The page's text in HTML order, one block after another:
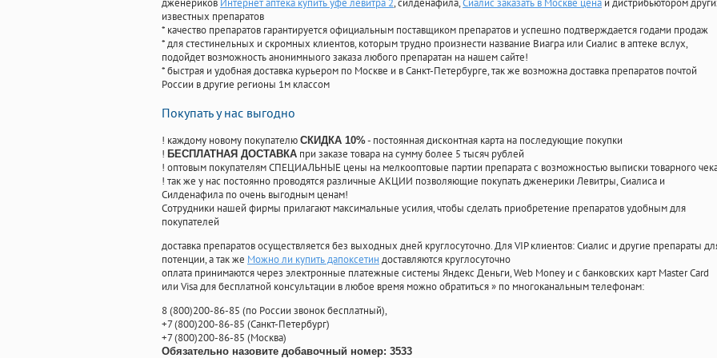
дженериков Интернет аптека купить уфе левитра 2, силденафила,Сиалис заказать в Москве цена и дистрибьютором
известных препаратов
* качество препаратов гарантируется официальным поставщиком препаратов и успешно подтверждается годами продаж
* для стестинельных и скромных клиентов, которым трудно произнести название Виагра или Сиалис в аптеке вслух,
подойдет возможность анонимныого заказа любого препаратан на нашем сайте!
* быстрая и удобная доставка курьером по Москве и в Санкт-Петербурге, так же возможна доставка препаратов почтой
России в другие регионы 1м классом
Покупать у нас выгодно
! каждому новому покупателю СКИДКА 10%- постоянная дисконтная карта на последующие покупки
! БЕСПЛАТНАЯ ДОСТАВКА при заказе товара на сумму более 5 тысяч рублей
! оптовым покупателям СПЕЦИАЛЬНЫЕ цены на мелкооптовые партии препарата с возможностью выписки товарного
! так же у нас постоянно проводятся различные АКЦИИ позволяющие покупать дженерики Левитры, Сиалиса и
Силденафила по очень выгодным ценам!
Cотрудники нашей фирмы прилагают максимальные усилия, чтобы сделать приобретение препаратов удобным для
покупателей
доставка препаратов осуществляется без выходных дней круглосуточно. Для VIP клиентов: Сиалис и другие препараты
потенции, а так же Можно ли купить дапоксетин доставляются круглосуточно
оплата принимаются через электронные платежные системы Яндекс Деньги, Web Money и с банковских карт Master Card
или Visa для бесплатной консультации в любое время можно обратиться» по многоканальным телефонам:
8(800)200-86-85 (по России звонок бесплатный),
+7(800)200-86-85 (Санкт-Петербург)
+7(800)200-86-85 (Москва)
Обязательно назовите добавочный номер: 3533